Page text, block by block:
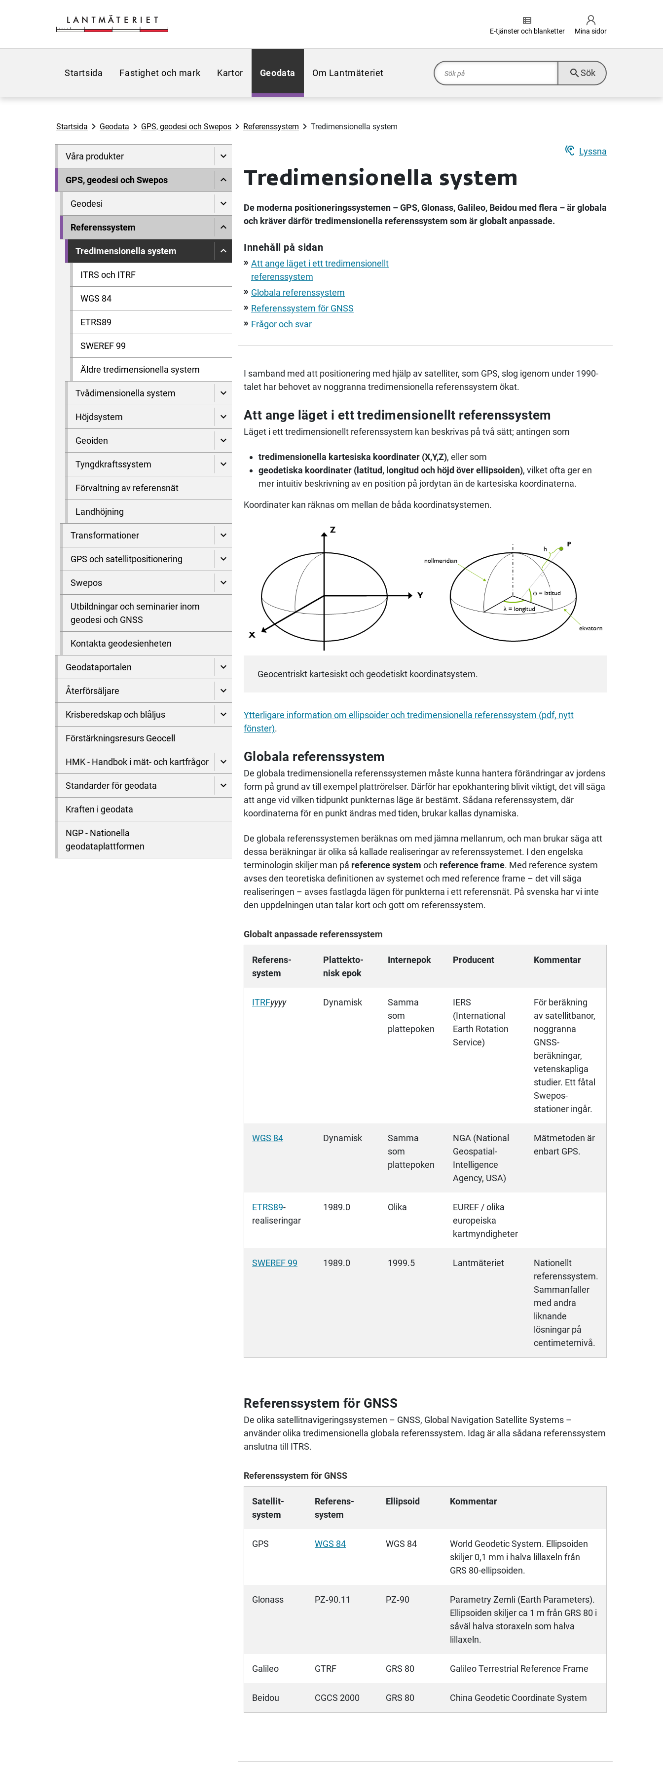
view_list
E-tjänster och blanketter Mina sidor
Startsida Fastighet och mark Kartor Geodata Om Lantmäteriet search Sök
Startsida Geodata GPS, geodesi och Swepos Referenssystem Tredimensionella system
Våra produkter
GPS, geodesi och Swepos
Geodesi
Referenssystem
Tredimensionella system
ITRS och ITRF
WGS 84
ETRS89
SWEREF 99
Äldre tredimensionella system
Tvådimensionella system
Höjdsystem
Geoiden
Tyngdkraftssystem
Förvaltning av referensnät
Landhöjning
Transformationer
GPS och satellitpositionering
Swepos
Utbildningar och seminarier inom
geodesi och GNSS
Kontakta geodesienheten
Geodataportalen
Återförsäljare
Krisberedskap och blåljus
Förstärkningsresurs Geocell
HMK - Handbok i mät- och kartfrågor
Standarder för geodata
Kraften i geodata
NGP - Nationella
geodataplattformen
hearing Lyssna
Tredimensionella system
De moderna positioneringssystemen – GPS, Glonass, Galileo, Beidou med flera – är globala
och kräver därför tredimensionella referenssystem som är globalt anpassade.
Innehåll på sidan
double_arrow Att ange läget i ett tredimensionellt
referenssystem
double_arrow Globala referenssystem
double_arrow Referenssystem för GNSS
double_arrow Frågor och svar
I samband med att positionering med hjälp av satelliter, som GPS, slog igenom under 1990-
talet har behovet av noggranna tredimensionella referenssystem ökat.
Att ange läget i ett tredimensionellt referenssystem
Läget i ett tredimensionellt referenssystem kan beskrivas på två sätt; antingen som
tredimensionella kartesiska koor­dinater (X,Y,Z), eller som
geodetiska koordinater (latitud, longitud och höjd över ellipsoiden), vilket ofta ger en
mer intuitiv beskrivning av en position på jordytan än de kartesiska koordinaterna.
Koordi­nater kan räknas om mellan de båda koordinatsystemen.
Geocentriskt kartesiskt och geodetiskt koordinatsystem.
Ytterligare information om ellipsoider och tredimensionella referenssystem (pdf, nytt
fönster).
Globala referenssystem
De globala tredimensionella referenssystemen måste kunna hantera för­änd­ringar av jordens
form på grund av till exempel platt­rörelser. Därför har epokhantering blivit viktigt, det vill säga
att ange vid vilken tid­punkt punkter­nas läge är bestämt. Sådana referenssystem, där
koordinaterna för en punkt ändras med tiden, brukar kallas dynamiska.
De globala referenssystemen beräknas om med jämna mellanrum, och man brukar säga att
dessa beräkningar är olika så kallade realiseringar av referenssystemet. I den engelska
terminologin skiljer man på reference system och reference frame. Med reference system
avses den teoretiska defini­tionen av systemet och med reference frame – det vill säga
realiseringen – avses fastlagda lägen för punkterna i ett referensnät. På svenska har vi inte
den uppdelningen utan talar kort och gott om referenssystem.
Globalt anpassade referenssystem
Referens-
system
Plattekto-
nisk epok
Internepok Producent Kommentar
ITRFyyyy Dynamisk
Samma
som
plattepoken
IERS
(International
Earth Rotation
Service)
För beräkning
av satellitbanor,
noggranna
GNSS-
beräkningar,
vetenskapliga
studier. Ett fåtal
Swepos-
stationer ingår.
WGS 84 Dynamisk
Samma
som
plattepoken
NGA (National
Geospatial-
Intelligence
Agency, USA)
Mätmetoden är
enbart GPS.
ETRS89-
realiseringar
1989.0 Olika
EUREF / olika
europeiska
kartmyndigheter
SWEREF 99 1989.0 1999.5 Lantmäteriet
Nationellt
referenssystem.
Sammanfaller
med andra
liknande
lösningar på
centimeternivå.
Referenssystem för GNSS
De olika satellitnavigeringssystemen – GNSS, Global Navigation Satellite Systems –
använder olika tredimensionella globala referenssystem. Idag är alla sådana referenssystem
anslutna till ITRS.
Referenssystem för GNSS
Satellit-
system
Referens-
system
Ellipsoid Kommentar
GPS WGS 84 WGS 84
World Geodetic System. Ellipsoiden
skiljer 0,1 mm i halva lillaxeln från
GRS 80-ellipsoiden.
Glonass PZ‑90.11 PZ‑90
Parametry Zemli (Earth Parameters).
Ellipsoiden skiljer ca 1 m från GRS 80 i
såväl halva storaxeln som halva
lillaxeln.
Galileo GTRF GRS 80 Galileo Terrestrial Reference Frame
Beidou CGCS 2000 GRS 80 China Geodetic Coordinate System